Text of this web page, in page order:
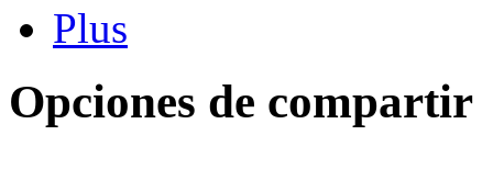
Opciones de compartir